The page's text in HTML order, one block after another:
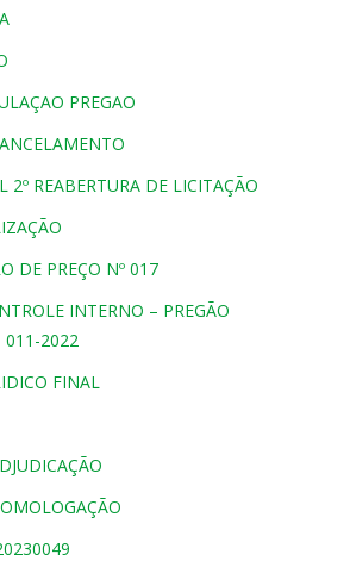
PREGAO
2º REABERTURA DE LICITAÇÃO
DE PREÇO Nº 017
INTERNO – PREGÃO
011-2022
FINAL